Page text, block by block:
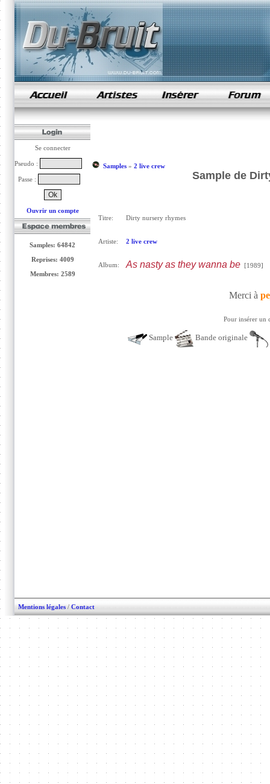
samples de rap
Se connecter
Pseudo :
Passe :
Ouvrir un compte
Samples: 64842
Reprises: 4009
Membres: 2589
Samples» 2 live crew
Sample de
Titre: Dirty nursery rhymes
Artiste: 2 live crew
Album: As nasty as they wanna be[1989]
Merci à
Pour insérer un
Sample Bande originale
Mentions légales / Contact